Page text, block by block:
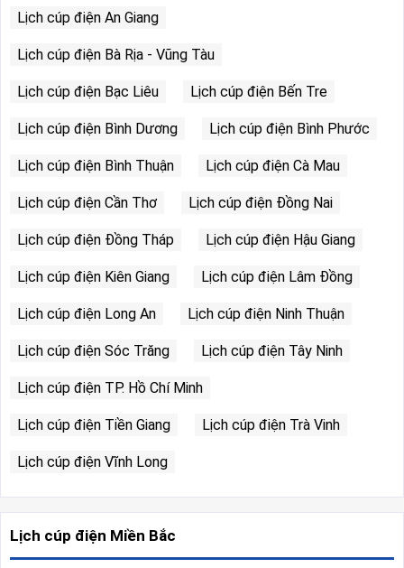
Lịch cúp điện An Giang
Lịch cúp điện Bà Rịa - Vũng Tàu
Lịch cúp điện Bạc Liêu Lịch cúp điện Bến Tre
Lịch cúp điện Bình Dương Lịch cúp điện Bình Phước
Lịch cúp điện Bình Thuận Lịch cúp điện Cà Mau
Lịch cúp điện Cần Thơ Lịch cúp điện Đồng Nai
Lịch cúp điện Đồng Tháp Lịch cúp điện Hậu Giang
Lịch cúp điện Kiên Giang Lịch cúp điện Lâm Đồng
Lịch cúp điện Long An Lịch cúp điện Ninh Thuận
Lịch cúp điện Sóc Trăng Lịch cúp điện Tây Ninh
Lịch cúp điện TP. Hồ Chí Minh
Lịch cúp điện Tiền Giang Lịch cúp điện Trà Vinh
Lịch cúp điện Vĩnh Long
Lịch cúp điện Miền Bắc